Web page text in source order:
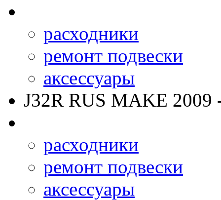
расходники
ремонт подвески
аксессуары
J32R RUS MAKE 2009
расходники
ремонт подвески
аксессуары